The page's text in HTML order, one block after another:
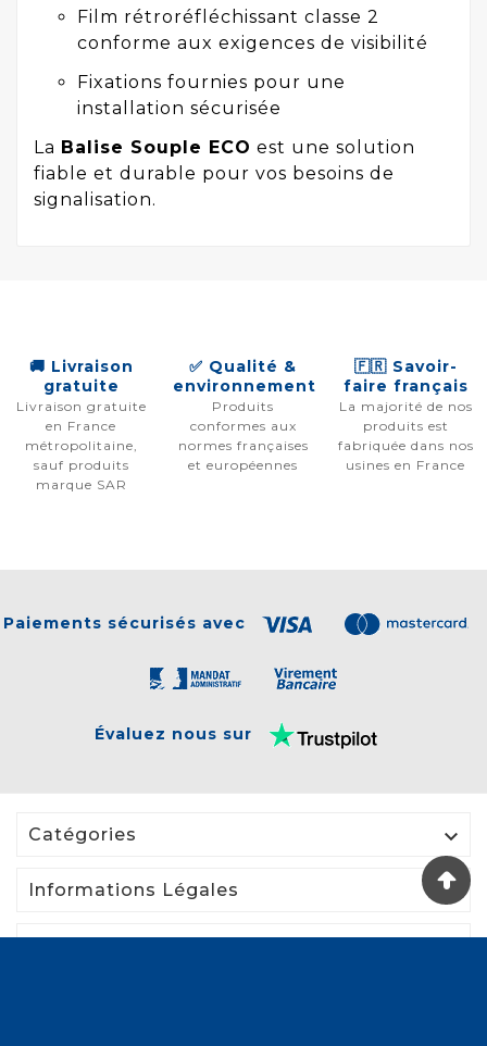
Film rétroréfléchissant classe 2
conforme aux exigences de visibilité
Fixations fournies pour une
installation sécurisée
La Balise Souple ECO est une solution
fiable et durable pour vos besoins de
signalisation.
🚚 Livraison
gratuite
Livraison gratuite
en France
métropolitaine,
sauf produits
marque SAR
✅ Qualité &
environnement
Produits
conformes aux
normes françaises
et européennes
🇫🇷 Savoir-
faire français
La majorité de nos
produits est
fabriquée dans nos
usines en France
Paiements sécurisés avec
Évaluez nous sur
Catégories 
Informations Légales 